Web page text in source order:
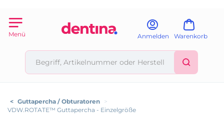
Menü Anmelden Warenkorb
< Guttapercha / Obturatoren >
VDW.ROTATE™ Guttapercha - Einzelgröße